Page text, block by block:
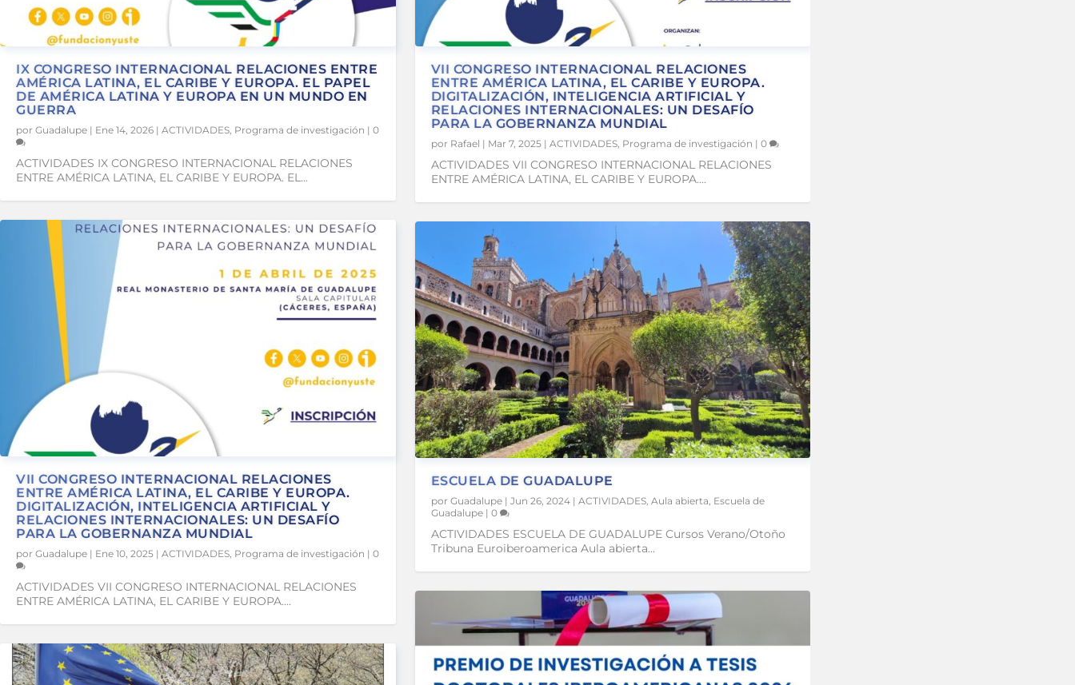
IX CONGRESO INTERNACIONAL RELACIONES ENTRE
AMÉRICA LATINA, EL CARIBE Y EUROPA. EL PAPEL
DE AMÉRICA LATINA Y EUROPA EN UN MUNDO EN
GUERRA
por Guadalupe | Ene 14, 2026 | ACTIVIDADES Programa de investigación | 0
ACTIVIDADES IX CONGRESO INTERNACIONAL RELACIONES
ENTRE AMÉRICA LATINA, EL CARIBE Y EUROPA. EL...
VII CONGRESO INTERNACIONAL RELACIONES
ENTRE AMÉRICA LATINA, EL CARIBE Y EUROPA.
DIGITALIZACIÓN, INTELIGENCIA ARTIFICIAL Y
RELACIONES INTERNACIONALES: UN DESAFÍO
PARA LA GOBERNANZA MUNDIAL
por Guadalupe | Ene 10, 2025 | ACTIVIDADES, Programa de investigación | 0
ACTIVIDADES VII CONGRESO INTERNACIONAL RELACIONES
ENTRE AMÉRICA LATINA, EL CARIBE Y EUROPA....
VII CONGRESO INTERNACIONAL RELACIONES
ENTRE AMÉRICA LATINA, EL CARIBE Y EUROPA.
DIGITALIZACIÓN, INTELIGENCIA ARTIFICIAL Y
RELACIONES INTERNACIONALES: UN DESAFÍO
PARA LA GOBERNANZA MUNDIAL
por Rafael | Mar 7, 2025| ACTIVIDADES, Programa de investigación | 0
ACTIVIDADES VII CONGRESO INTERNACIONAL RELACIONES
ENTRE AMÉRICA LATINA, EL CARIBE Y EUROPA....
ESCUELA DE GUADALUPE
por Guadalupe| Jun 26, 2024| ACTIVIDADES, Aula abierta, Escuela de
Guadalupe| 0
ACTIVIDADES ESCUELA DE GUADALUPE Cursos Verano/Otoño
Tribuna Euroiberoamerica Aula abierta...